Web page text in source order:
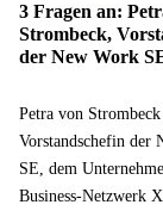
3 Fragen an:
Strombeck,
der New Work
Petra von
Vorstandschefin der
SE, dem
Business-Netzwerk